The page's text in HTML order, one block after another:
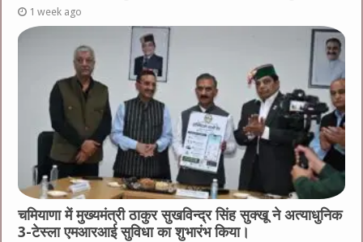
1 week ago
चमियाणा में मुख्यमंत्री ठाकुर सुखविन्द्र सिंह सुक्खू ने अत्याधुनिक
3-टेस्ला एमआरआई सुविधा का शुभारंभ किया।